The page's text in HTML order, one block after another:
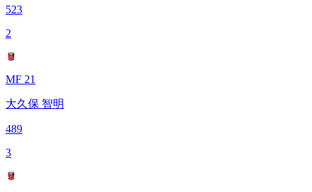
523
2
MF 21
大久保 智明
489
3